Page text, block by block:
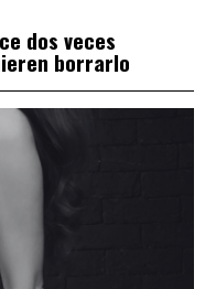
dos veces
borrarlo